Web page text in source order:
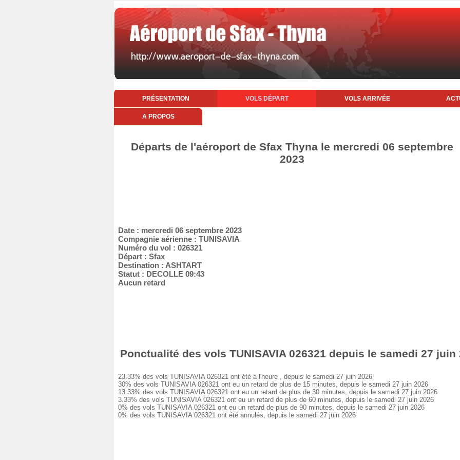
PRÉSENTATION VOLS DÉPART VOLS ARRIVÉE
A PROPOS
Départs de l'aéroport de Sfax Thyna le mercredi 06 septembre
2023
Date : mercredi 06 septembre 2023
Compagnie aérienne : TUNISAVIA
Numéro du vol : 026321
Départ : Sfax
Destination : ASHTART
Statut : DECOLLE 09:43
Aucun retard
Ponctualité des vols TUNISAVIA 026321 depuis le samedi 27 juin
23.33% des vols TUNISAVIA 026321 ont été à l'heure , depuis le samedi 27 juin 2026
30% des vols TUNISAVIA 026321 ont eu un retard de plus de 15 minutes, depuis le samedi 27 juin 2026
13.33% des vols TUNISAVIA 026321 ont eu un retard de plus de 30 minutes, depuis le samedi 27 juin 2026
3.33% des vols TUNISAVIA 026321 ont eu un retard de plus de 60 minutes, depuis le samedi 27 juin 2026
0% des vols TUNISAVIA 026321 ont eu un retard de plus de 90 minutes, depuis le samedi 27 juin 2026
0% des vols TUNISAVIA 026321 ont été annulés, depuis le samedi 27 juin 2026